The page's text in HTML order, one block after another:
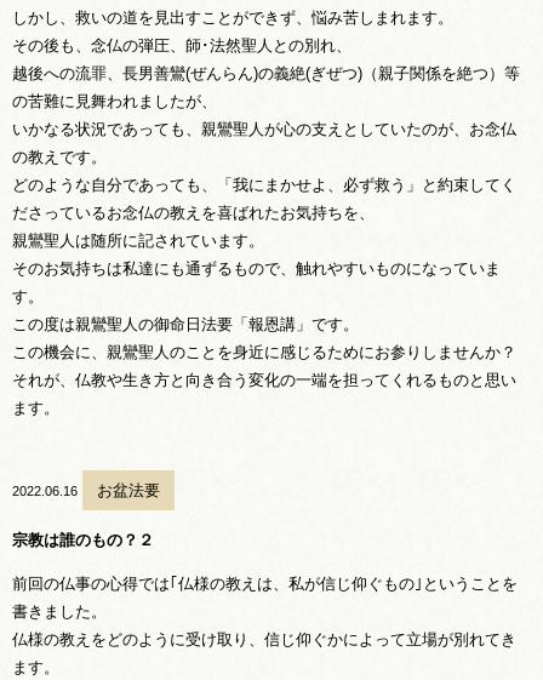
しかし、救いの道を見出すことができず、悩み苦しまれます。
その後も、念仏の弾圧、師･法然聖人との別れ、
越後への流罪、長男善鸞(ぜんらん)の義絶(ぎぜつ)（親子関係を絶つ）等
の苦難に見舞われましたが、
いかなる状況であっても、親鸞聖人が心の支えとしていたのが、お念仏
の教えです。
どのような自分であっても、「我にまかせよ、必ず救う」と約束してく
ださっているお念仏の教えを喜ばれたお気持ちを、
親鸞聖人は随所に記されています。
そのお気持ちは私達にも通ずるもので、触れやすいものになっていま
す。
この度は親鸞聖人の御命日法要「報恩講」です。
この機会に、親鸞聖人のことを身近に感じるためにお参りしませんか？
それが、仏教や生き方と向き合う変化の一端を担ってくれるものと思い
ます。
2022.06.16 お盆法要
宗教は誰のもの？２
前回の仏事の心得では｢仏様の教えは、私が信じ仰ぐもの｣ということを
書きました。
仏様の教えをどのように受け取り、信じ仰ぐかによって立場が別れてき
ます。